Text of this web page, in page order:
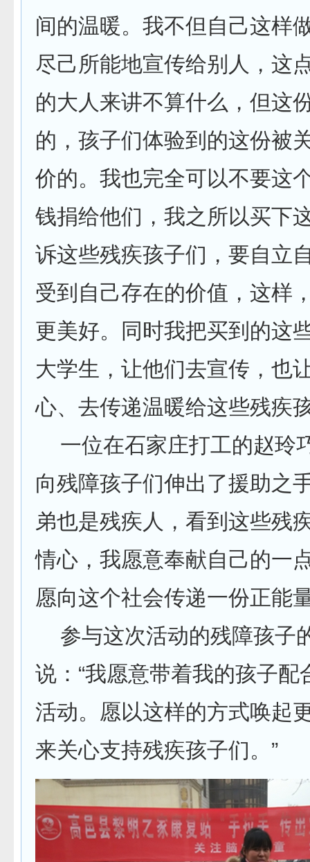
间的温暖。我不但自己这样
尽己所能地宣传给别人，这
的大人来讲不算什么，但这
的，孩子们体验到的这份被
价的。我也完全可以不要这
钱捐给他们，我之所以买下
诉这些残疾孩子们，要自立
受到自己存在的价值，这样
更美好。同时我把买到的这
大学生，让他们去宣传，也
心、去传递温暖给这些残疾
一位在石家庄打工的赵玲
向残障孩子们伸出了援助之
弟也是残疾人，看到这些残
情心，我愿意奉献自己的一
愿向这个社会传递一份正能
参与这次活动的残障孩子
说：“我愿意带着我的孩子配
活动。愿以这样的方式唤起
来关心支持残疾孩子们。”